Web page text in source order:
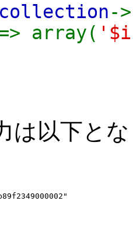
->
array(
は以下と